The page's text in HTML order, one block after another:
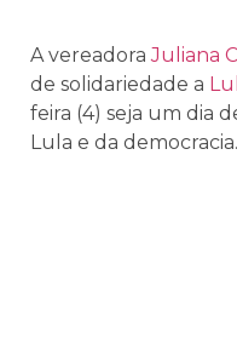
A vereadoraJuliana
de solidariedade a
feira (4) seja um dia
Lula e da democracia.